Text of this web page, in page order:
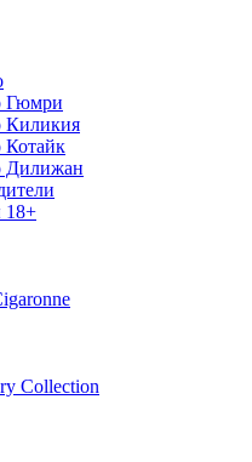
Гюмри
Киликия
Котайк
Дилижан
18+
Collection